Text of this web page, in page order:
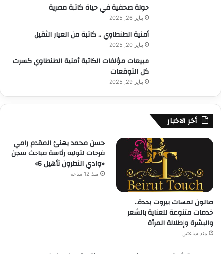
جولة صحفية في حياة كاتبة مصرية
يناير 26, 2025
أمنية الطنطاوي .. كاتبة من العيار الثقيل
يناير 20, 2025
مبيعات مؤلفات الكاتبة أمنية الطنطاوي كسرت
كل التوقعات
يناير 29, 2025
أخر الاخبار
صالون لمسات بيروت بجدة..
خدمات متنوعة للعناية بالشعر
والبشرة وإطلالة المرأة
منذ ساعتين
حسن محمد يهنئ المقدم رامي
فرحات لتوليه رئاسة مباحث سجن
«وادي النطرون تأهيل 6»
منذ 12 ساعة